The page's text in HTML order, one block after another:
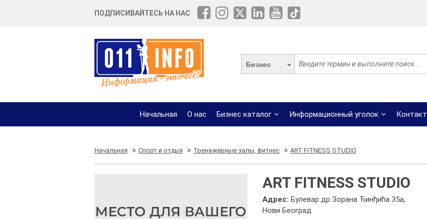
ПОДПИСИВАЙТЕСЬ НА НАС
Бизнес
Начальная О нас Бизнес каталог Информационный уголок Контакт
Начальная Спорт и отдых Тренажерные залы, фитнес ART FITNESS STUDIO
ART FITNESS STUDIO
Адрес:Булевар др Зорана Ђинђића 35а,
Нови Београд